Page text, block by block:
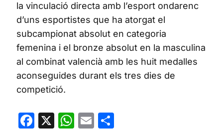
la vinculació directa amb l’esport ondarenc
d’uns esportistes que ha atorgat el
subcampionat absolut en categoria
femenina i el bronze absolut en la masculina
al combinat valencià amb les huit medalles
aconseguides durant els tres dies de
competició.
Facebook
X WhatsApp
Email